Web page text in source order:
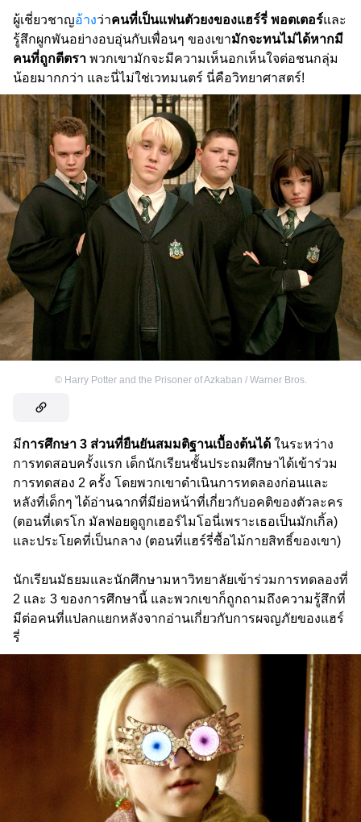
ผู้เชี่ยวชาญอ้างว่าคนที่เป็นแฟนตัวยงของแฮร์รี่ พอตเตอร์และ
รู้สึกผูกพันอย่างอบอุ่นกับเพื่อนๆ ของเขามักจะทนไม่ได้หากมี
คนที่ถูกตีตรา พวกเขามักจะมีความเห็นอกเห็นใจต่อชนกลุ่ม
น้อยมากกว่า และนี่ไม่ใช่เวทมนตร์ นี่คือวิทยาศาสตร์!
© Harry Potter and the Prisoner of Azkaban / Warner Bros.
มีการศึกษา 3 ส่วนที่ยืนยันสมมติฐานเบื้องต้นได้ ในระหว่าง
การทดสอบครั้งแรก เด็กนักเรียนชั้นประถมศึกษาได้เข้าร่วม
การทดสอง 2 ครั้ง โดยพวกเขาดำเนินการทดลองก่อนและ
หลังที่เด็กๆ ได้อ่านฉากที่มีย่อหน้าที่เกี่ยวกับอคติของตัวละคร
(ตอนที่เดรโก มัลฟอยดูถูกเฮอร์ไมโอนี่เพราะเธอเป็นมักเกิ้ล)
และประโยคที่เป็นกลาง (ตอนที่แฮร์รี่ซื้อไม้กายสิทธิ์ของเขา)
นักเรียนมัธยมและนักศึกษามหาวิทยาลัยเข้าร่วมการทดลองที่
2 และ 3 ของการศึกษานี้ และพวกเขาก็ถูกถามถึงความรู้สึกที่
มีต่อคนที่แปลกแยกหลังจากอ่านเกี่ยวกับการผจญภัยของแฮร์
รี่